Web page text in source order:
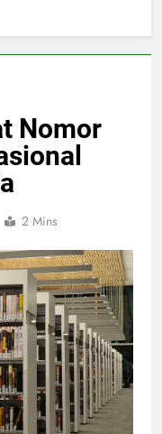
Nomor
2 Mins